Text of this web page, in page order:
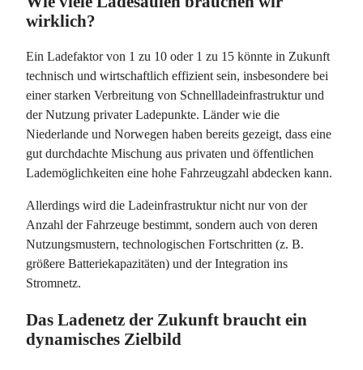
wirklich?
Ein Ladefaktor von 1 zu 10 oder 1 zu 15 könnte in Zukunft
technisch und wirtschaftlich effizient sein, insbesondere bei
einer starken Verbreitung von Schnellladeinfrastruktur und
der Nutzung privater Ladepunkte. Länder wie die
Niederlande und Norwegen haben bereits gezeigt, dass eine
gut durchdachte Mischung aus privaten und öffentlichen
Lademöglichkeiten eine hohe Fahrzeugzahl abdecken kann.
Allerdings wird die Ladeinfrastruktur nicht nur von der
Anzahl der Fahrzeuge bestimmt, sondern auch von deren
Nutzungsmustern, technologischen Fortschritten (z. B.
größere Batteriekapazitäten) und der Integration ins
Stromnetz.
Das Ladenetz der Zukunft braucht ein
dynamisches Zielbild